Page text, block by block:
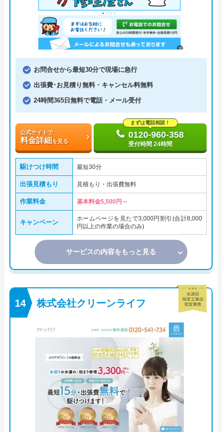
お問合せから最短30分で現場に急行
出張費･お見積り無料・キャンセル料無料
24時間365日無料で電話・メール受付
公式サイトで
料金詳細を見る
まずは電話相談！
0120-960-358
受付時間 24時間
駆けつけ時間 最短30分
出張見積もり 見積もり・出張費無料
作業料金 基本料金5,500円～
キャンペーン
ホームページを見たで3,000円割引(合計8,000
円以上の作業の場合のみ)
サービスの内容をもっと見る
株式会社クリーンライフ